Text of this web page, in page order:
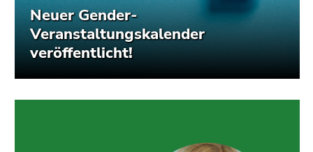
Neuer Gender-
Veranstaltungskalender
veröffentlicht!